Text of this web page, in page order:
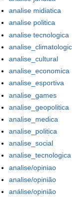
analise midiatica
analise politica
analise tecnologica
analise_cultural
analise_economica
analise_esportiva
analise_games
analise_geopolitica
analise_medica
analise_politica
analise_social
analise_tecnologica
analise/opiniao
analise/opinião
análise/opinião